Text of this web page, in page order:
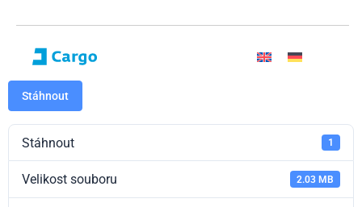
Stáhnout
Stáhnout 1
Velikost souboru 2.03 MB